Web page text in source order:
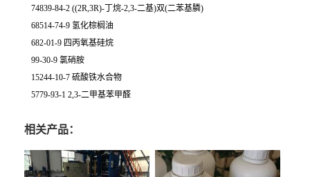
74839-84-2 ((2R,3R)-丁烷-2,3-二基)双(二苯基膦)
68514-74-9 氢化棕榈油
682-01-9 四丙氧基硅烷
99-30-9 氯硝胺
15244-10-7 硫酸铁水合物
5779-93-1 2,3-二甲基苯甲醛
相关产品：